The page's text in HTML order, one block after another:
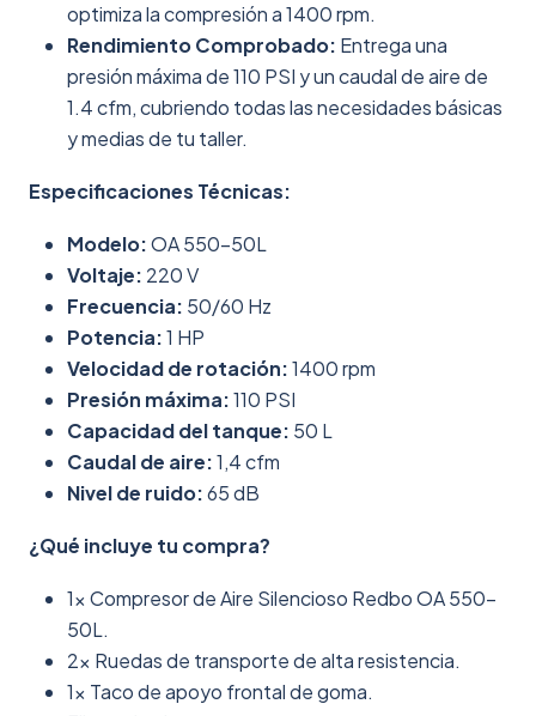
optimiza la compresión a 1400 rpm.
Rendimiento Comprobado: Entrega una
presión máxima de 110 PSI y un caudal de aire de
1.4 cfm, cubriendo todas las necesidades básicas
y medias de tu taller.
Especificaciones Técnicas:
Modelo:OA 550-50L
Voltaje: 220 V
Frecuencia: 50/60 Hz
Potencia:1 HP
Velocidad de rotación:1400 rpm
Presión máxima:110 PSI
Capacidad del tanque: 50 L
Caudal de aire:1,4 cfm
Nivel de ruido:65 dB
¿Qué incluye tu compra?
1x Compresor de Aire Silencioso Redbo OA 550-
50L.
2x Ruedas de transporte de alta resistencia.
1x Taco de apoyo frontal de goma.